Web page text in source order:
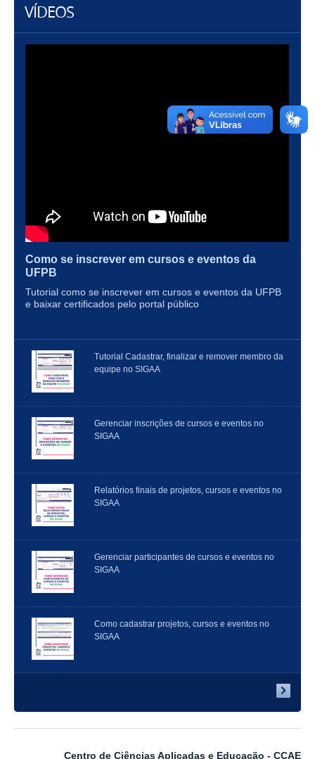
VÍDEOS
Como se inscrever em cursos e eventos da
UFPB
Tutorial como se inscrever em cursos e eventos da UFPB
e baixar certificados pelo portal público
Tutorial Cadastrar, finalizar e remover membro da
equipe no SIGAA
Gerenciar inscrições de cursos e eventos no
SIGAA
Relatórios finais de projetos, cursos e eventos no
SIGAA
Gerenciar participantes de cursos e eventos no
SIGAA
Como cadastrar projetos, cursos e eventos no
SIGAA
Centro de Ciências Aplicadas e Educação - CCAE